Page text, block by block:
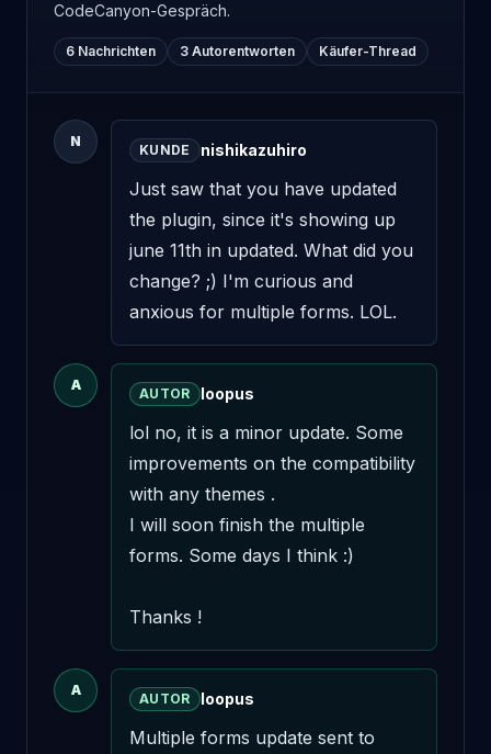
CodeCanyon-Gespräch.
6 Nachrichten 3 Autorentworten Käufer-Thread
N
KUNDE nishikazuhiro
Just saw that you have updated
the plugin, since it's showing up
june 11th in updated. What did you
change? ;) I'm curious and
anxious for multiple forms. LOL.
A
AUTOR loopus
lol no, it is a minor update. Some
improvements on the compatibility
with any themes .
I will soon finish the multiple
forms. Some days I think :)
Thanks !
A
AUTOR loopus
Multiple forms update sent to